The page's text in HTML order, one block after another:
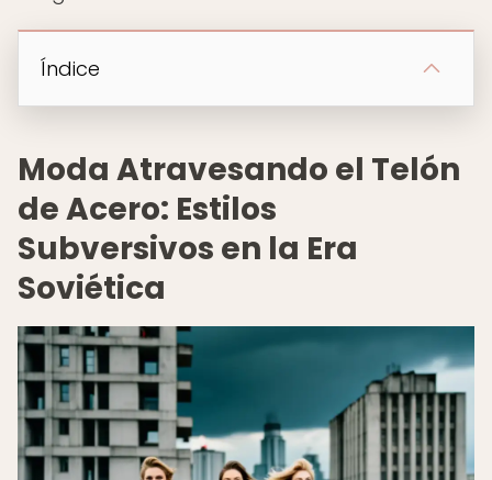
Índice
Moda Atravesando el Telón
de Acero: Estilos
Subversivos en la Era
Soviética